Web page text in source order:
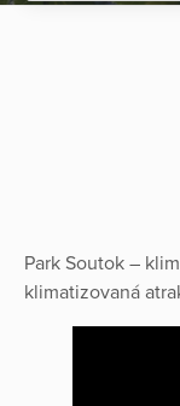
Park Soutok –
klimatizovaná